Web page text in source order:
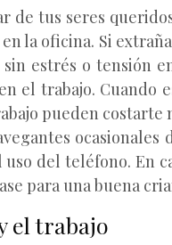
de tus seres
la oficina. Si
estrés o tensión
el trabajo. Cuando
pueden
del teléfono. En
para una buena
el trabajo